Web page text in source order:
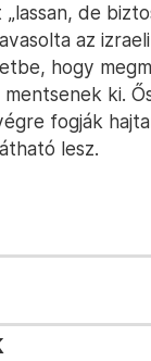
de
az
hogy
ki.
fogják
lesz.